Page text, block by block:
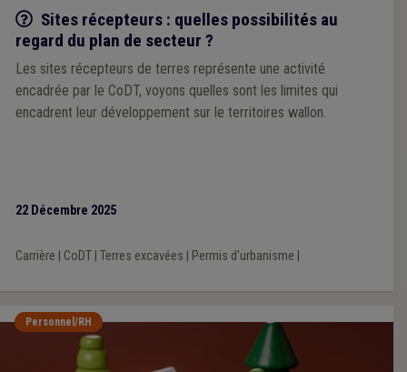
Q/R
Sites récepteurs : quelles possibilités au
regard du plan de secteur ?
Les sites récepteurs de terres représente une activité
encadrée par le CoDT, voyons quelles sont les limites qui
encadrent leur développement sur le territoires wallon.
22 Décembre 2025
Carrière CoDT| Terres excavées Permis d'urbanisme
Personnel/RH